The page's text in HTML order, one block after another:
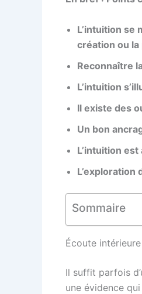
L’intuition se
création ou
Reconnaître
L’intuition
Il existe des
Un bon
L’intuition
L’exploration
Sommaire
Écoute
Il suffit parfois
une évidence